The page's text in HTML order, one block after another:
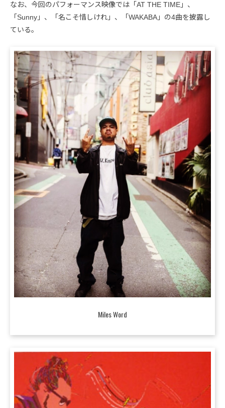
なお、今回のパフォーマンス映像では「AT THE TIME」、
「Sunny」、「名こそ惜しけれ」、「WAKABA」の4曲を披露し
ている。
Miles Word